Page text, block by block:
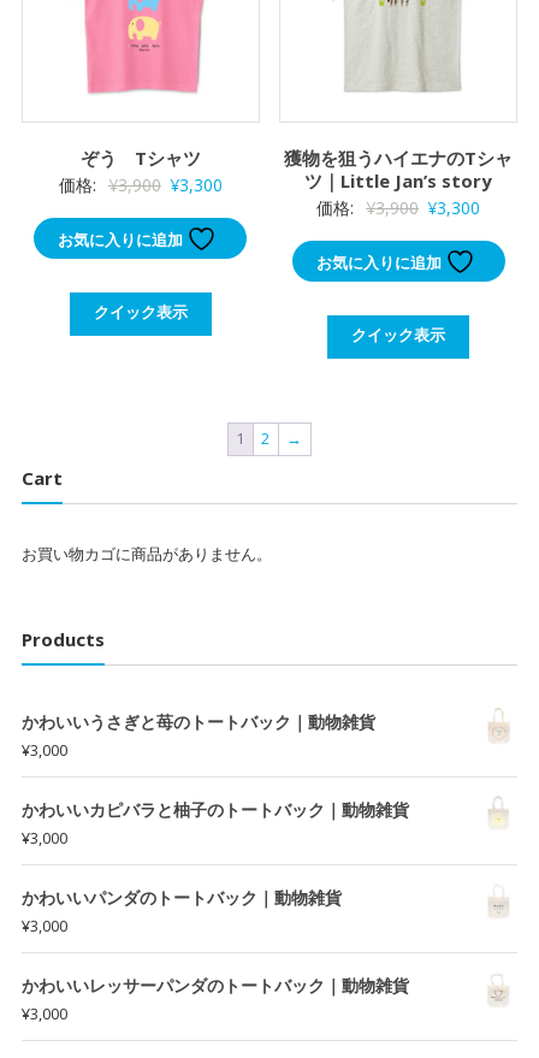
ぞう Tシャツ
価格: ¥3,900 元
の
価
は
¥3,900
¥3,300現
在
す。
お気に入りに追加
クイック表示
獲物を狙うハイエナのTシャ
ツ｜Little Jan’s story
価格: ¥3,900 元
の
価
は
¥3,900
¥3,300
在
お気に入りに追加
クイック表示
1 2 →
Cart
お買い物カゴに商品がありません。
Products
かわいいうさぎと苺のトートバック｜動物雑貨
¥3,000
かわいいカピバラと柚子のトートバック｜動物雑貨
¥3,000
かわいいパンダのトートバック｜動物雑貨
¥3,000
かわいいレッサーパンダのトートバック｜動物雑貨
¥3,000